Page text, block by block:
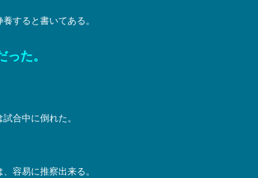
すると書いてある。
た。
合中に倒れた。
容易に推察出来る。